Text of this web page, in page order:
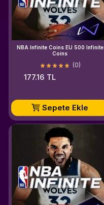
NBA Infinite Coins EU 500 Infinite
Coins
(0)
177.16 TL
Sepete Ekle